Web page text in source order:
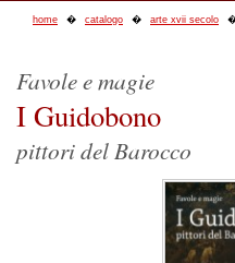
home catalogo arte xvii secolo
Favole e magie
I Guidobono
pittori del Barocco